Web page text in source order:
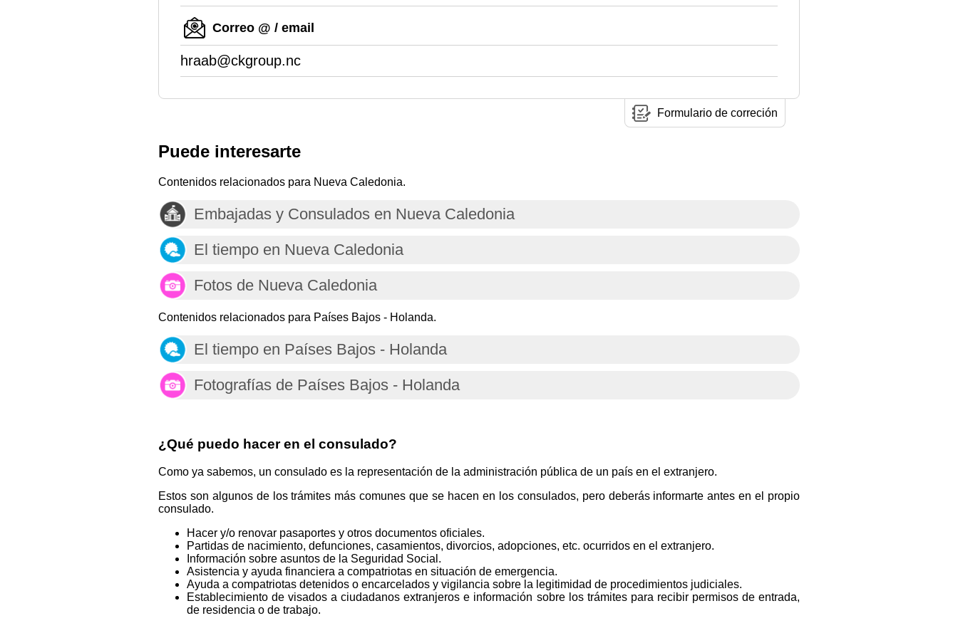
Correo @ / email
hraab@ckgroup.nc
Formulario de correción
Puede interesarte
Contenidos relacionados para Nueva Caledonia.
Embajadas y Consulados en Nueva Caledonia
El tiempo en Nueva Caledonia
Fotos de Nueva Caledonia
Contenidos relacionados para Países Bajos - Holanda.
El tiempo en Países Bajos - Holanda
Fotografías de Países Bajos - Holanda
¿Qué puedo hacer en el consulado?
Como ya sabemos, un consulado es la representación de la administración pública de un país en el extranjero.
Estos son algunos de los trámites más comunes que se hacen en los consulados, pero deberás informarte antes en el propio
consulado.
Hacer y/o renovar pasaportes y otros documentos oficiales.
Partidas de nacimiento, defunciones, casamientos, divorcios, adopciones, etc. ocurridos en el extranjero.
Información sobre asuntos de la Seguridad Social.
Asistencia y ayuda financiera a compatriotas en situación de emergencia.
Ayuda a compatriotas detenidos o encarcelados y vigilancia sobre la legitimidad de procedimientos judiciales.
Establecimiento de visados a ciudadanos extranjeros e información sobre los trámites para recibir permisos de entrada,
de residencia o de trabajo.